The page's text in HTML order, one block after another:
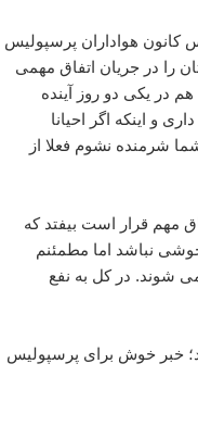
هواداران پرسپولیس
را در جریان اتفاق مهمی
در یکی دو روز آینده
و اینکه اگر احیانا
شرمنده نشوم فعلا از
مهم قرار است بیفتد که
نباشد اما مطمئنم
شوند. در کل به نفع
خبر خوش برای پرسپولیس